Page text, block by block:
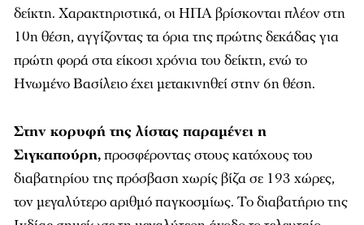
δείκτη. Χαρακτηριστικά, οι ΗΠΑ βρίσκονται πλέον στη
10η θέση, αγγίζοντας τα όρια της πρώτης δεκάδας για
πρώτη φορά στα είκοσι χρόνια του δείκτη, ενώ το
Ηνωμένο Βασίλειο έχει μετακινηθεί στην 6η θέση.
Στην κορυφή της λίστας παραμένει η
Σιγκαπούρη,προσφέροντας στους κατόχους του
διαβατηρίου της πρόσβαση χωρίς βίζα σε 193 χώρες,
τον μεγαλύτερο αριθμό παγκοσμίως. Το διαβατήριο της